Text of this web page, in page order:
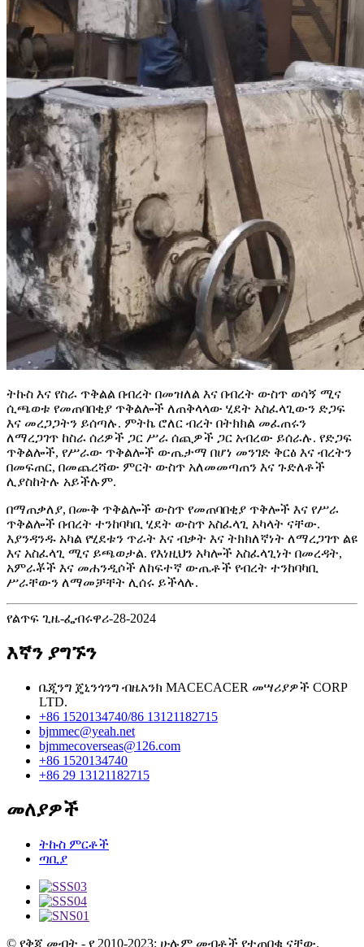
ትኩስ እና የስራ ጥቅልል ​​በብረት በመዝለል እና በብረት ውስጥ ወሳኝ ሚና
ሲጫወቱ የመጠባበቂያ ጥቅልሎች ለጠቅላላው ሂደት አስፈላጊውን ድጋፍ
እና መረጋጋትን ይሰጣሉ. ምትኬ ሮለር ብረት በትክክል መፈጠሩን
ለማረጋገጥ ከስራ ሰሪዎች ጋር ሥራ ሰጪዎች ጋር አብረው ይሰራሉ. የድጋፍ
ጥቅልሎች, የሥራው ጥቅልሎች ውጤታማ በሆነ መንገድ ቅርፅ እና ብረትን
በመፍጠር, በመጨረሻው ምርት ውስጥ አለመመጣጠን እና ጉድለቶች
ሊያስከትሉ አይችሉም.
በማጠቃለያ, በሙቅ ጥቅልሎች ውስጥ የመጠባበቂያ ጥቅሎች እና የሥራ
ጥቅልሎች በብረት ተንከባካቢ ሂደት ውስጥ አስፈላጊ አካላት ናቸው.
እያንዳንዱ አካል የሂደቱን ጥራት እና ብቃት እና ትክክለኛነት ለማረጋገጥ ልዩ
እና አስፈላጊ ሚና ይጫወታል. የእነዚህን አካሎች አስፈላጊነት በመረዳት,
አምራቾች እና መሐንዲሶች ለከፍተኛ ውጤቶች የብረት ተንከባካቢ
ሥራቸውን ለማመቻቸት ሊሰሩ ይችላሉ.
የልጥፍ ጊዜ-ፌብሩዋሪ-28-2024
እኛን ያግኙን
ቤጂንግ ጄኒንጎንግ ብዜአንክ MACECACER መሣሪያዎች CORP
LTD.
+86 1520134740/86 13121182715
bjmmec@yeah.net
bjmmecoverseas@126.com
+86 1520134740
+86 29 13121182715
መለያዎች
ትኩስ ምርቶች
ጣቢያ
© የቅጂ መብት - የ 2010-2023: ሁሉም መብቶች የተጠበቁ ናቸው.